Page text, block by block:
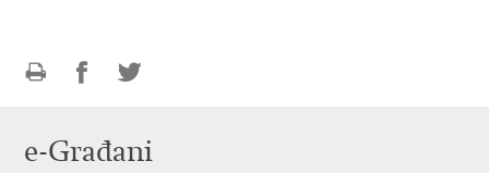
Facebooku
Twitteru
e-Građani